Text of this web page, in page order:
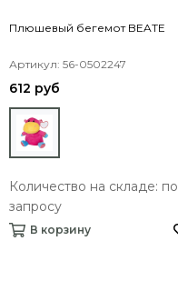
Плюшевый бегемот BEATE
Артикул: 56-0502247
612 руб
Количество на складе: по
запросу
В корзину